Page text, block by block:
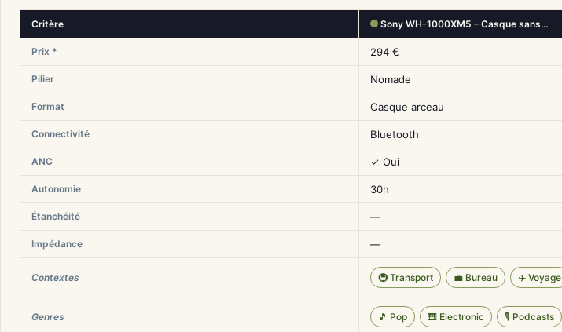
Critère Sony WH-1000XM5 – Casque sans…
Prix * 294 €
Pilier Nomade
Format Casque arceau
Connectivité Bluetooth
ANC ✓ Oui
Autonomie 30h
Étanchéité —
Impédance —
Contextes 🚇 Transport 💼 Bureau ✈️ Voyage
Genres 🎵 Pop 🎹 Electronic 🎙️ Podcasts